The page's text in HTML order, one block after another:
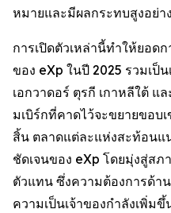
หมายและมีผลกระทบสูงอย่า
การเปิดตัวเหล่านี้ทำให้ยอด
ของ eXp ในปี 2025 รวมเป็น
เอกวาดอร์ ตุรกี เกาหลีใต้
มเบิร์กที่คาดไว้จะขยายขอบ
สิ้น ตลาดแต่ละแห่งสะท้อนแ
ชัดเจนของ eXp โดยมุ่งสู่ส
ตัวแทน ซึ่งความต้องการด้า
ความเป็นเจ้าของกำลังเพิ่ม